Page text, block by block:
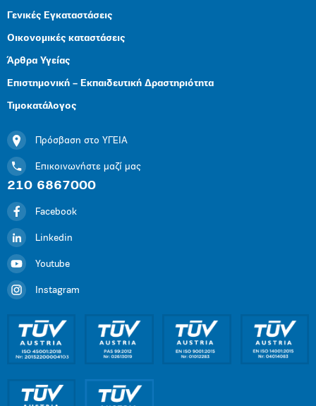
Γενικές Εγκαταστάσεις
Οικονομικές καταστάσεις
Άρθρα Υγείας
Επιστημονική – Εκπαιδευτική Δραστηριότητα
Τιμοκατάλογος
Πρόσβαση στο ΥΓΕΙΑ
Επικοινωνήστε μαζί μας
210 6867000
Facebook
Linkedin
Youtube
Instagram